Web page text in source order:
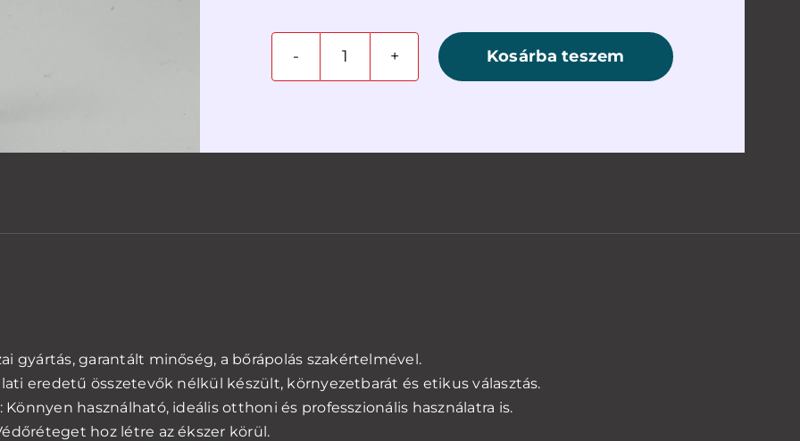
gél
os
Kosárba teszem
gyártás, garantált minőség, a bőrápolás szakértelmével.
eredetű összetevők nélkül készült, környezetbarát és etikus választás.
Könnyen használható, ideális otthoni és professzionális használatra is.
hoz létre az ékszer körül.